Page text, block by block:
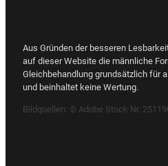
Aus Gründen der besseren
auf dieser Website die männliche
Gleichbehandlung grundsätzlich für
und beinhaltet keine Wertung.
Bildquellen: © Adobe Stock Nr.